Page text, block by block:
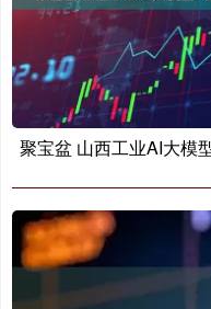
聚宝盆 山西工业AI大模